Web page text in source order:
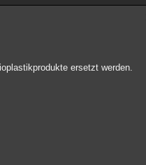
ersetzt werden.